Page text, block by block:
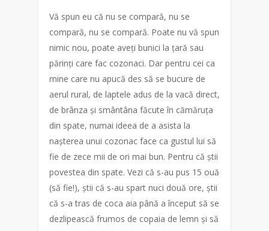
Vă spun eu că nu se compară, nu se
compară, nu se compară. Poate nu vă spun
nimic nou, poate aveți bunici la țară sau
părinți care fac cozonaci. Dar pentru cei ca
mine care nu apucă des să se bucure de
aerul rural, de laptele adus de la vacă direct,
de brânza și smântâna făcute în cămăruța
din spate, numai ideea de a asista la
nașterea unui cozonac face ca gustul lui să
fie de zece mii de ori mai bun. Pentru că știi
povestea din spate. Vezi că s-au pus 15 ouă
(să fie!), știi că s-au spart nuci două ore, știi
că s-a tras de coca aia până a început să se
dezlipească frumos de copaia de lemn și să